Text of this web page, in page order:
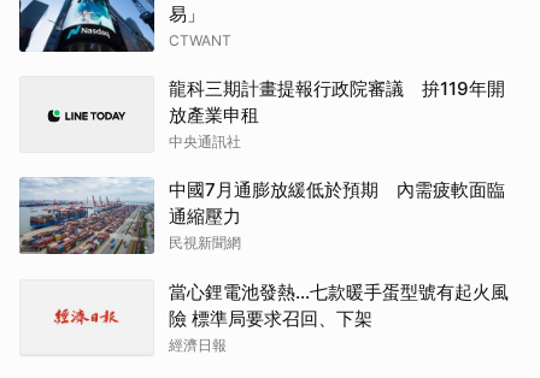
易」
CTWANT
龍科三期計畫提報行政院審議 拚119年開
放產業申租
中央通訊社
中國7月通膨放緩低於預期 內需疲軟面臨
通縮壓力
民視新聞網
當心鋰電池發熱…七款暖手蛋型號有起火風
險 標準局要求召回、下架
經濟日報